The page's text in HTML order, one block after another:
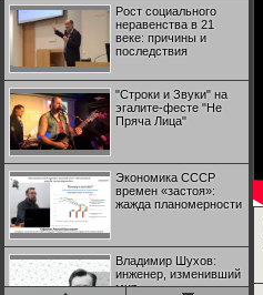
Рост социального
неравенства в 21
веке: причины и
последствия
"Строки и Звуки" на
эгалите-фесте "Не
Пряча Лица"
Экономика СССР
времен «застоя»:
жажда планомерности
Владимир Шухов:
инженер, изменивший
мир